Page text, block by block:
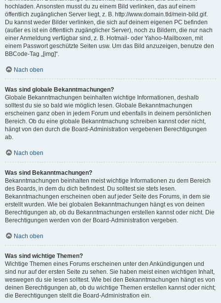
hochladen. Ansonsten musst du zu einem Bild verlinken, das auf einem
öffentlich zugänglichen Server liegt, z. B. http://www.domain.tld/mein-bild.gif.
Du kannst weder Bilder verlinken, die sich auf deinem eigenen PC befinden
(außer es ist ein öffentlich zugänglicher Server), noch zu Bildern, die nur nach
einer Anmeldung verfügbar sind, z. B. Hotmail- oder Yahoo-Mailboxen, mit
einem Passwort geschützte Seiten usw. Um das Bild anzuzeigen, benutze den
BBCode-Tag „[img]“.
Nach oben
Was sind globale Bekanntmachungen?
Globale Bekanntmachungen beinhalten wichtige Informationen, deshalb
solltest du sie so bald wie möglich lesen. Globale Bekanntmachungen
erscheinen ganz oben in jedem Forum und ebenfalls in deinem persönlichen
Bereich. Ob du eine globale Bekanntmachung schreiben kannst oder nicht,
hängt von den durch die Board-Administration vergebenen Berechtigungen
ab.
Nach oben
Was sind Bekanntmachungen?
Bekanntmachungen beinhalten meist wichtige Informationen zu dem Bereich
des Boards, in dem du dich befindest. Du solltest sie stets lesen.
Bekanntmachungen erscheinen oben auf jeder Seite des Forums, in dem sie
erstellt wurden. Wie bei globalen Bekanntmachungen hängt es von deinen
Berechtigungen ab, ob du Bekanntmachungen erstellen kannst oder nicht. Die
Berechtigungen werden von der Board-Administration vergeben.
Nach oben
Was sind wichtige Themen?
Wichtige Themen eines Forums erscheinen unter den Ankündigungen und
sind nur auf der ersten Seite zu sehen. Sie haben meist einen wichtigen Inhalt,
weswegen du sie lesen solltest. Wie bei den Bekanntmachungen hängt es von
deinen Berechtigungen ab, ob du wichtige Themen erstellen kannst oder nicht;
die Berechtigungen stellt die Board-Administration ein.